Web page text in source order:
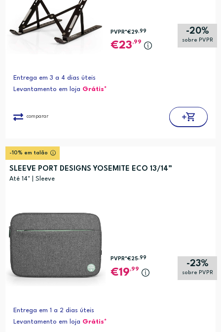
-20%
sobre PVPR
PVPR*€29 ,99
23,99
Entrega em 3 a 4 dias úteis
Levantamento em loja Grátis*
comparar
-10% em talão
SLEEVE PORT DESIGNS YOSEMITE ECO 13/14”
Até 14" | Sleeve
-23%
sobre PVPR
PVPR*€25,99
19,99
Entrega em 1 a 2 dias úteis
Levantamento em loja Grátis*